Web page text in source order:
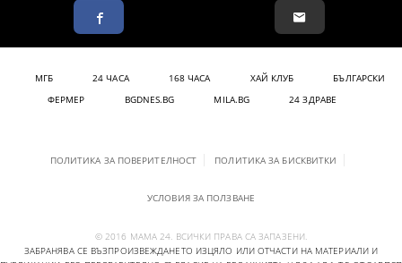
МГБ 24 ЧАСА 168 ЧАСА ХАЙ КЛУБ
БЪЛГАРСКИ
ФЕРМЕР
BGDNES.BG MILA.BG 24 ЗДРАВЕ
ПОЛИТИКА ЗА ПОВЕРИТЕЛНОСТ ПОЛИТИКА ЗА БИСКВИТКИ
УСЛОВИЯ ЗА ПОЛЗВАНЕ
© 2016 МАМА 24. ВСИЧКИ ПРАВА СА ЗАПАЗЕНИ.
ЗАБРАНЯВА СЕ ВЪЗПРОИЗВЕЖДАНЕТО ИЗЦЯЛО ИЛИ ОТЧАСТИ НА МАТЕРИАЛИ И